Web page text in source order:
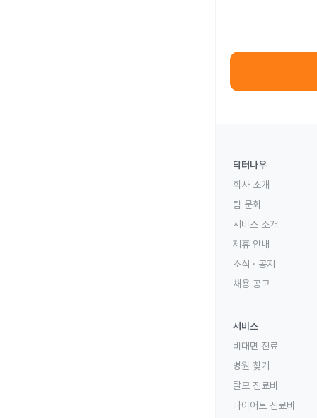
닥터나우
회사 소개
팀 문화
서비스 소개
제휴 안내
소식 · 공지
채용 공고
서비스
비대면 진료
병원 찾기
탈모 진료비
다이어트 진료비